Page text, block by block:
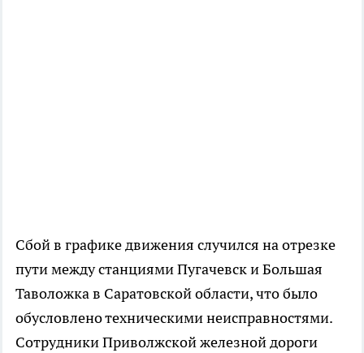
Сбой в графике движения случился на отрезке
пути между станциями Пугачевск и Большая
Таволожка в Саратовской области, что было
обусловлено техническими неисправностями.
Сотрудники Приволжской железной дороги